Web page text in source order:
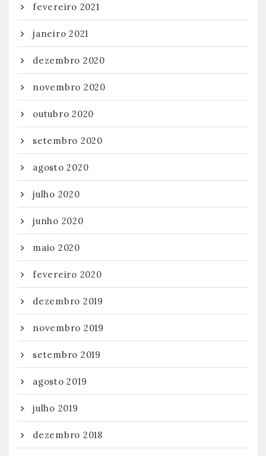
fevereiro 2021
janeiro 2021
dezembro 2020
novembro 2020
outubro 2020
setembro 2020
agosto 2020
julho 2020
junho 2020
maio 2020
fevereiro 2020
dezembro 2019
novembro 2019
setembro 2019
agosto 2019
julho 2019
dezembro 2018